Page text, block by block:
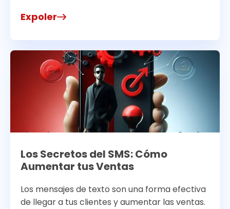
Expoler
Los Secretos del SMS: Cómo
Aumentar tus Ventas
Los mensajes de texto son una forma efectiva
de llegar a tus clientes y aumentar las ventas.